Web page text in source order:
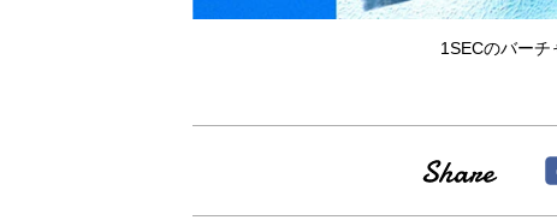
1SECのバー